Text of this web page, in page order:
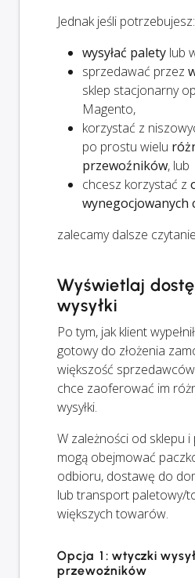
Jednak jeśli potrzebujesz:
wysyłać palety lub
sprzedawać przez
sklep stacjonarny
Magento,
korzystać z
po prostu wielu
przewoźników, lub
chcesz korzystać z
wynegocjowanych
zalecamy dalsze
Wyświetlaj
wysyłki
Po tym, jak klient
gotowy do złożenia
większość
chce zaoferować im
wysyłki.
W zależności od sklepu
mogą obejmować
odbioru, dostawę do
lub transport paletowy/
większych towarów.
Opcja 1: wtyczki
przewoźników